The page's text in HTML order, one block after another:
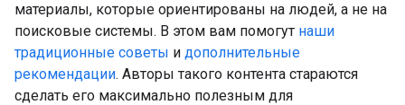
материалы, которые ориентированы на людей, а не на
поисковые системы. В этом вам помогут наши
традиционные советы и дополнительные
рекомендации. Авторы такого контента стараются
сделать его максимально полезным для